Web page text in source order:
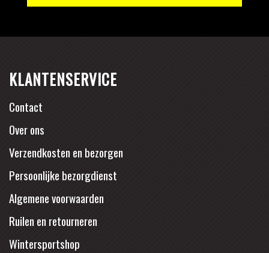
KLANTENSERVICE
Contact
Over ons
Verzendkosten en bezorgen
Persoonlijke bezorgdienst
Algemene voorwaarden
Ruilen en retourneren
Wintersportshop